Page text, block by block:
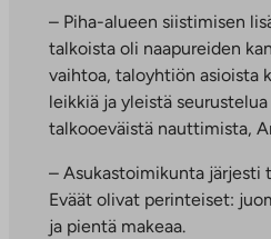
– Piha-alueen siistimisen
talkoista oli naapureiden
vaihtoa, taloyhtiön asioista
leikkiä ja yleistä
talkooeväistä nauttimista,
– Asukastoimikunta järjesti
Eväät olivat perinteiset:
ja pientä makeaa.